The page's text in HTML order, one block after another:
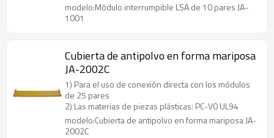
modelo:Módulo interrumpible LSA de 10 pares JA-
1001
Cubierta de antipolvo en forma mariposa
JA-2002C
1) Para el uso de conexión directa con los módulos
de 25 pares
2) Las materias de piezas plásticas: PC-V0 UL94
modelo:Cubierta de antipolvo en forma mariposa JA-
2002C